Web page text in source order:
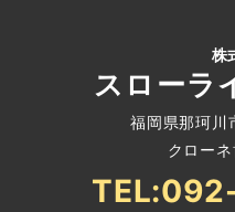
株
スローラ
福岡県那珂川
クロー